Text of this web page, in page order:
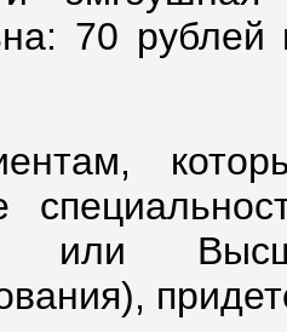
70
или